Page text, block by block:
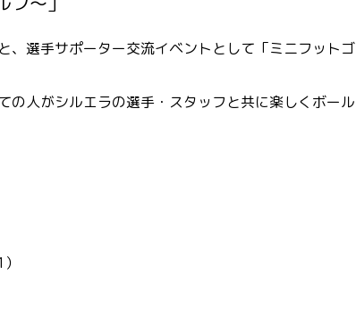
、選手サポーター交流イベントとして「ミニフットゴ
人がシルエラの選手・スタッフと共に楽しくボール